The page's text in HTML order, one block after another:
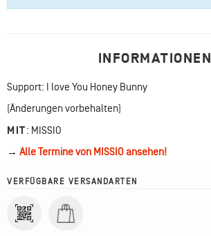
INFORMATIONEN
Support: I love You Honey Bunny
(Änderungen vorbehalten)
MIT: MISSIO
→ Alle Termine von MISSIO ansehen!
VERFÜGBARE VERSANDARTEN